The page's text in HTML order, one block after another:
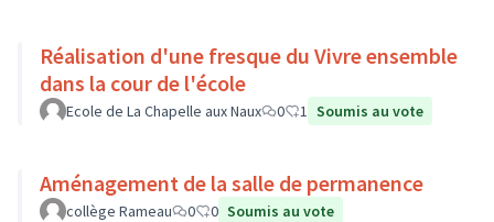
Réalisation d'une fresque du Vivre ensemble
dans la cour de l'école
Ecole de La Chapelle aux Naux 0 1 Soumis au vote
Aménagement de la salle de permanence
collège Rameau 0 0 Soumis au vote